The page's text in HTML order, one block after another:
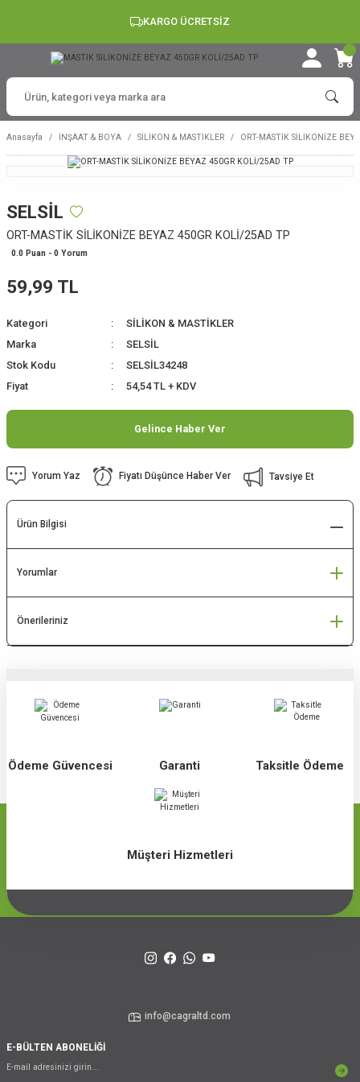
KARGO ÜCRETSİZ
Anasayfa İNŞAAT & BOYA SİLİKON & MASTİKLER ORT-MASTİK SİLİKONİZE
SELSİL
ORT-MASTİK SİLİKONİZE BEYAZ 450GR KOLİ/25AD TP
0.0 Puan - 0 Yorum
59,99 TL
Kategori
SİLİKON & MASTİKLER
Marka
SELSİL
Stok Kodu
SELSİL34248
Fiyat
54,54 TL + KDV
Gelince Haber Ver
Yorum Yaz Fiyatı Düşünce Haber Ver Tavsiye Et
Ürün Bilgisi
Yorumlar
Önerileriniz
Ödeme Güvencesi Garanti Taksitle Ödeme
Müşteri Hizmetleri
info@cagraltd.com
E-BÜLTEN ABONELİĞİ